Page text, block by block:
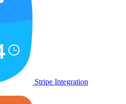
Stripe Integration